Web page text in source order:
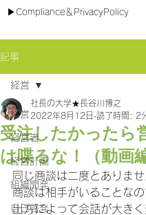
▶︎Compliance＆PrivacyPolicy
記事
経営
経営者
経営計画
組織開発
自己啓発
経営
受注したかったら
は喋るな！（動画編
社長の大学★長谷川博之
2022年8月12日 読了時間: 2
同じ商談は二度とありませ
商談は相手がいることな
出方によって会話が大き